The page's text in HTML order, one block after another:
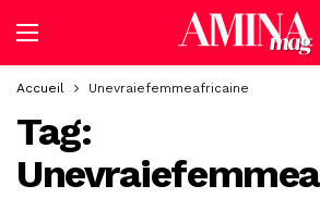
Accueil Unevraiefemmeafricaine
Tag: